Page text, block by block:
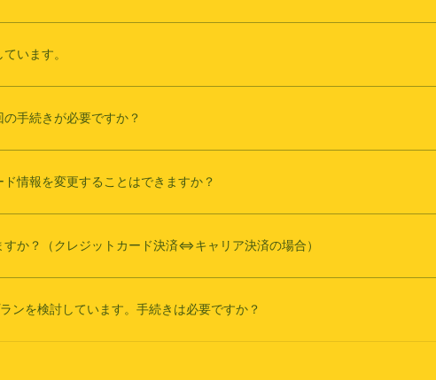
います。
手続きが必要ですか？
情報を変更することはできますか？
か？（クレジットカード決済⇔キャリア決済の場合）
ンを検討しています。手続きは必要ですか？